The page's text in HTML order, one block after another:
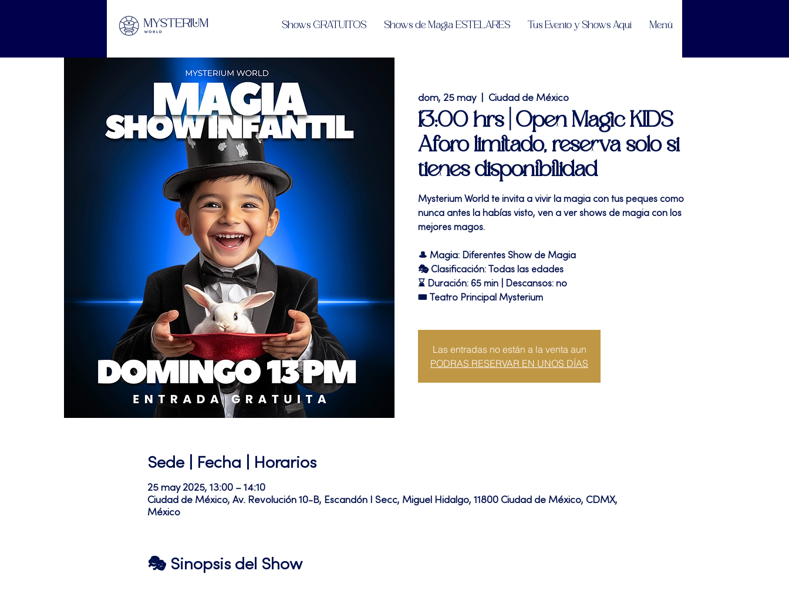
Shows GRATUITOS Shows de Magia ESTELARES Tus Evento y Shows Aquí Menú
dom, 25 may
  |
Ciudad de México
13:00 hrs | Open Magic KIDS
Aforo limitado, reserva solo si
tienes disponibilidad
Mysterium World te invita a vivir la magia con tus peques como
nunca antes la habías visto, ven a ver shows de magia con los
mejores magos.
🎩 Magia: Diferentes Show de Magia
🎭 Clasificación: Todas las edades
⌛ Duración: 65 min | Descansos: no
🎟 Teatro Principal Mysterium
Las entradas no están a la venta aun
PODRAS RESERVAR EN UNOS DÍAS
Sede | Fecha | Horarios
25 may 2025, 13:00 – 14:10
Ciudad de México, Av. Revolución 10-B, Escandón I Secc, Miguel Hidalgo, 11800 Ciudad de México, CDMX,
México
🎭 Sinopsis del Show